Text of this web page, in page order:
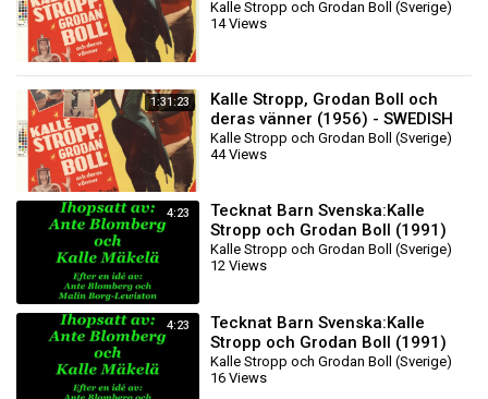
vänner (1956) VHSRIPPEN
(Svenska) Hela Film
Kalle Stropp och Grodan Boll (Sverige)
14 Views
1:31:23
Kalle Stropp, Grodan Boll och
deras vänner (1956) - SWEDISH
Kalle Stropp och Grodan Boll (Sverige)
44 Views
4:23
Tecknat Barn Svenska:Kalle
Stropp och Grodan Boll (1991)
DVDRIPPEN (Svenska)
Knattefilmen (4D)
Kalle Stropp och Grodan Boll (Sverige)
12 Views
4:23
Tecknat Barn Svenska:Kalle
Stropp och Grodan Boll (1991)
DVDRIPPEN (Svenska)
Knattefilmen (3D)
Kalle Stropp och Grodan Boll (Sverige)
16 Views